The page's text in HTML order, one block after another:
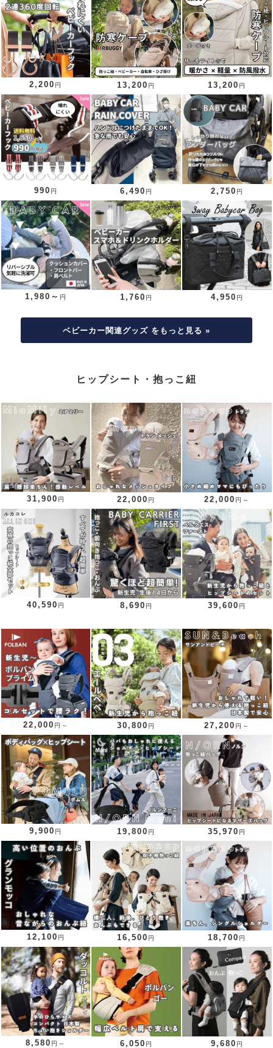
2,200 円 13,200 円 13,200 円
990 円 6,490 円 2,750 円
1,980～ 円 1,760 円 4,950 円
ベビーカー関連グッズ をもっと見る »
ヒップシート・抱っこ紐
31,900 円 22,000 円 22,000 円～
40,590 円 8,690 円 39,600 円
22,000 円～ 30,800 円 27,200 円～
9,900 円 19,800 円 35,970 円
12,100 円 16,500 円 18,700 円
8,580 円～ 6,050 円 9,680 円